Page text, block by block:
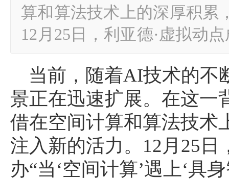
算和算法技术上的深厚积累
12月25日，利亚德·虚拟动
当前，随着AI技术的不
景正在迅速扩展。在这一
借在空间计算和算法技术
注入新的活力。12月25日
办“当‘空间计算’遇上‘具